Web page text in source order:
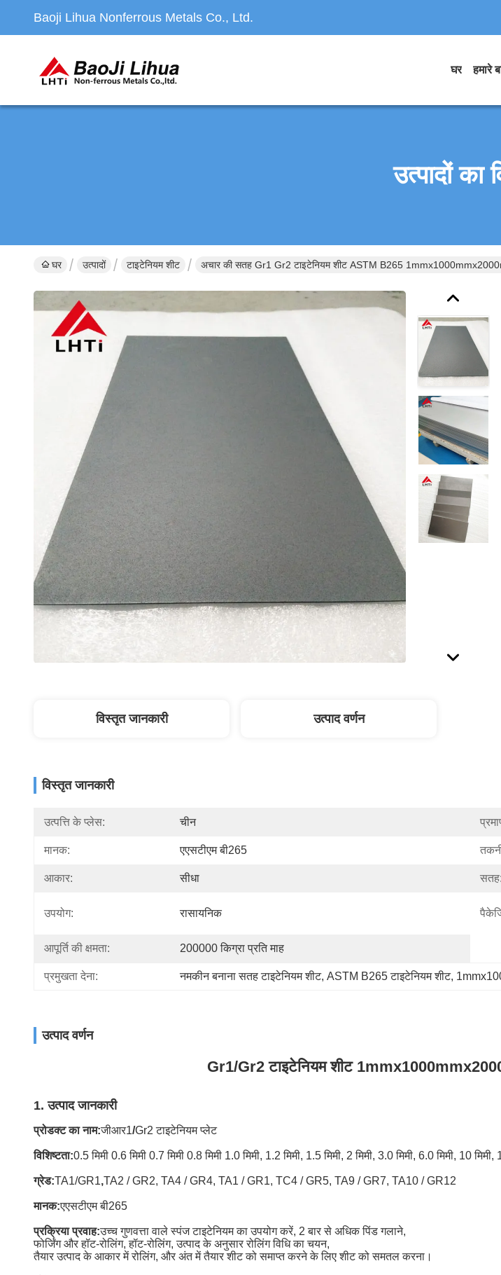
Baoji Lihua Nonferrous Metals Co., Ltd.
घर हमारे
उत्पादों का
घर उत्पादों टाइटेनियम शीट अचार की सतह Gr1 Gr2 टाइटेनियम शीट ASTM B265
विस्तृत जानकारी उत्पाद वर्णन
विस्तृत जानकारी
उत्पत्ति के प्लेस: चीन
मानक: एएसटीएम बी265
आकार: सीधा सतह:
उपयोग: रासायनिक
आपूर्ति की क्षमता: 200000 किग्रा प्रति माह
प्रमुखता देना: नमकीन बनाना सतह टाइटेनियम शीट, ASTM B265 टाइटेनियम शीट,
उत्पाद वर्णन
Gr1/Gr2 टाइटेनियम शीट
1. उत्पाद जानकारी
प्रोडक्ट का नाम:जीआर1/Gr2 टाइटेनियम प्लेट
विशिष्टता:0.5 मिमी 0.6 मिमी 0.7 मिमी 0.8 मिमी 1.0 मिमी, 1.2 मिमी, 1.5 मिमी, 2 मिमी, 3.0 मिमी, 6.0 मिमी, 10
ग्रेड:TA1/GR1,TA2 / GR2, TA4 / GR4, TA1 / GR1, TC4 / GR5, TA9 / GR7, TA10 / GR12
मानक:एएसटीएम बी265
प्रक्रिया प्रवाह:उच्च गुणवत्ता वाले स्पंज टाइटेनियम का उपयोग करें, 2 बार से अधिक पिंड गलाने,
फोर्जिंग और हॉट-रोलिंग, हॉट-रोलिंग, उत्पाद के अनुसार रोलिंग विधि का चयन,
तैयार उत्पाद के आकार में रोलिंग, और अंत में तैयार शीट को समाप्त करने के लिए शीट को समतल करना।